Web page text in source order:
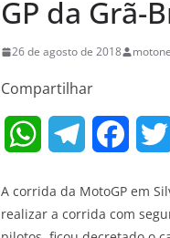
GP da Grã-
26 de agosto de 2018
Compartilhar
W
a
l
c
A corrida da MotoGP em
realizar a corrida com